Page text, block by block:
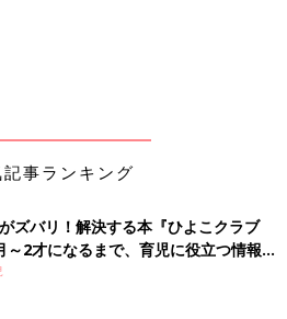
多いです。お友だち遊びについて
ョン力、適応力、共感力を身につ
自由に遊ぶ時間が欠かせません。そ
活であっても、なくてはならないも
染対策とともに不可欠であるのと同
事ランキング
ズバリ！解決する本『ひよこクラブ
2才になるまで、育児に役立つ情報が